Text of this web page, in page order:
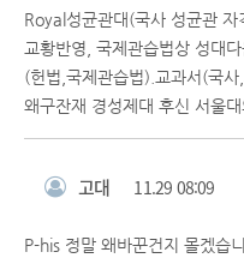
Royal성균관대(국사 성균관
교황반영, 국제관습법상 성대
(헌법,국제관습법).교과서(국
왜구잔재 경성제대 후신 서울
고대 11.29 08:09
P-his 정말 왜바꾼건지 몰겠습